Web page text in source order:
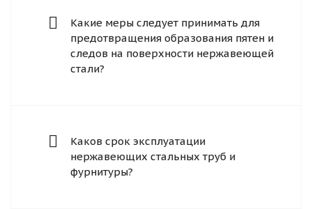
Какие меры следует принимать для
предотвращения образования пятен и
следов на поверхности нержавеющей
стали?
Каков срок эксплуатации
нержавеющих стальных труб и
фурнитуры?